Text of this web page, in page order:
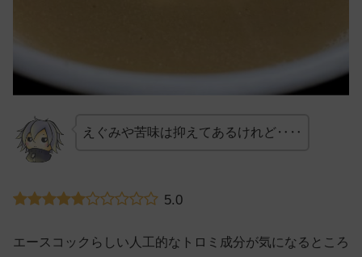
えぐみや苦味は抑えてあるけれど‥‥
5.0
エースコックらしい人工的なトロミ成分が気になるところ